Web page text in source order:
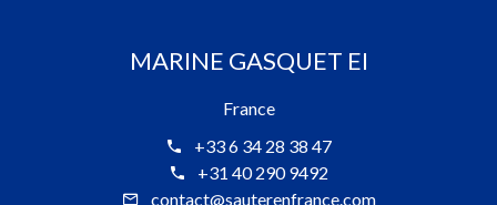
MARINE GASQUET EI
France
+33 6 34 28 38 47
+31 40 290 9492
contact@sauterenfrance.com